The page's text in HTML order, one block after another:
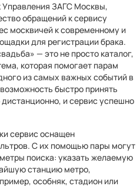
Управления ЗАГС Москвы,
обращений к сервису
москвичей к современному и
для регистрации брака.
— это не просто каталог,
которая помогает парам
из самых важных событий в
быстро принять
и сервис успешно
сервис оснащен
С их помощью пары могут
поиска: указать желаемую
станцию метро,
особняк, стадион или